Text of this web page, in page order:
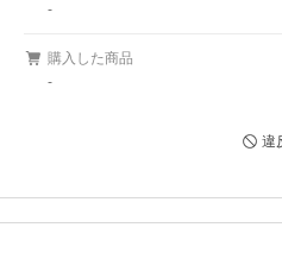
-
購入した商品
-
違